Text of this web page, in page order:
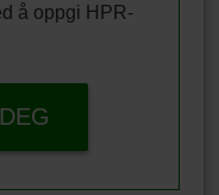
å oppgi HPR-